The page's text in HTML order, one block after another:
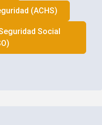
(ACHS)
Social
)